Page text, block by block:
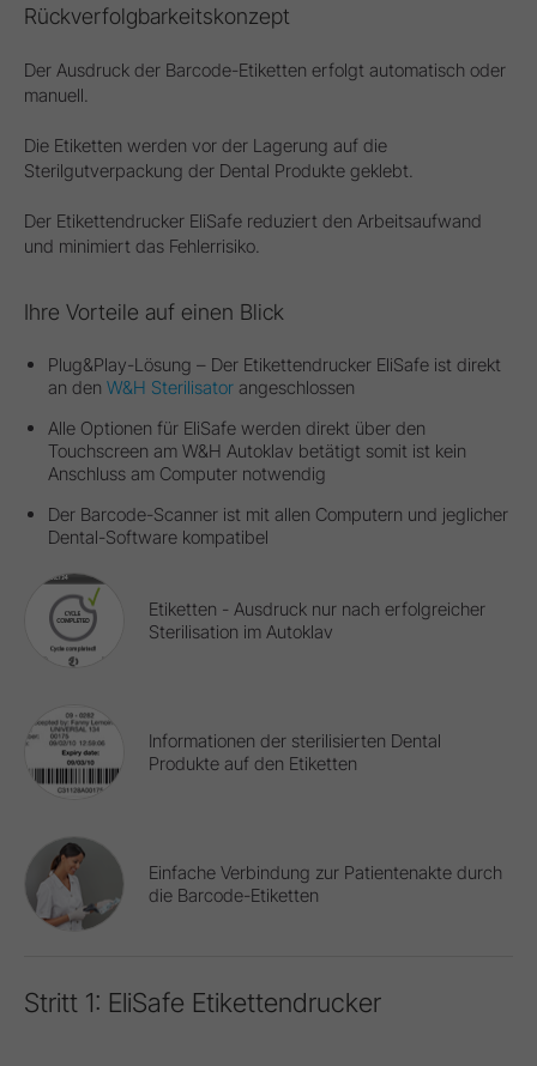
Rückverfolgbarkeitskonzept
Der Ausdruck der Barcode-Etiketten erfolgt automatisch oder
manuell.
Die Etiketten werden vor der Lagerung auf die
Sterilgutverpackung der Dental Produkte geklebt.
Der Etikettendrucker EliSafe reduziert den Arbeitsaufwand
und minimiert das Fehlerrisiko.
Ihre Vorteile auf einen Blick
Plug&Play-Lösung – Der Etikettendrucker EliSafe ist direkt
an den W&H Sterilisator angeschlossen
Alle Optionen für EliSafe werden direkt über den
Touchscreen am W&H Autoklav betätigt somit ist kein
Anschluss am Computer notwendig
Der Barcode-Scanner ist mit allen Computern und jeglicher
Dental-Software kompatibel
Etiketten - Ausdruck nur nach erfolgreicher
Sterilisation im Autoklav
Informationen der sterilisierten Dental
Produkte auf den Etiketten
Einfache Verbindung zur Patientenakte durch
die Barcode-Etiketten
Stritt 1: EliSafe Etikettendrucker